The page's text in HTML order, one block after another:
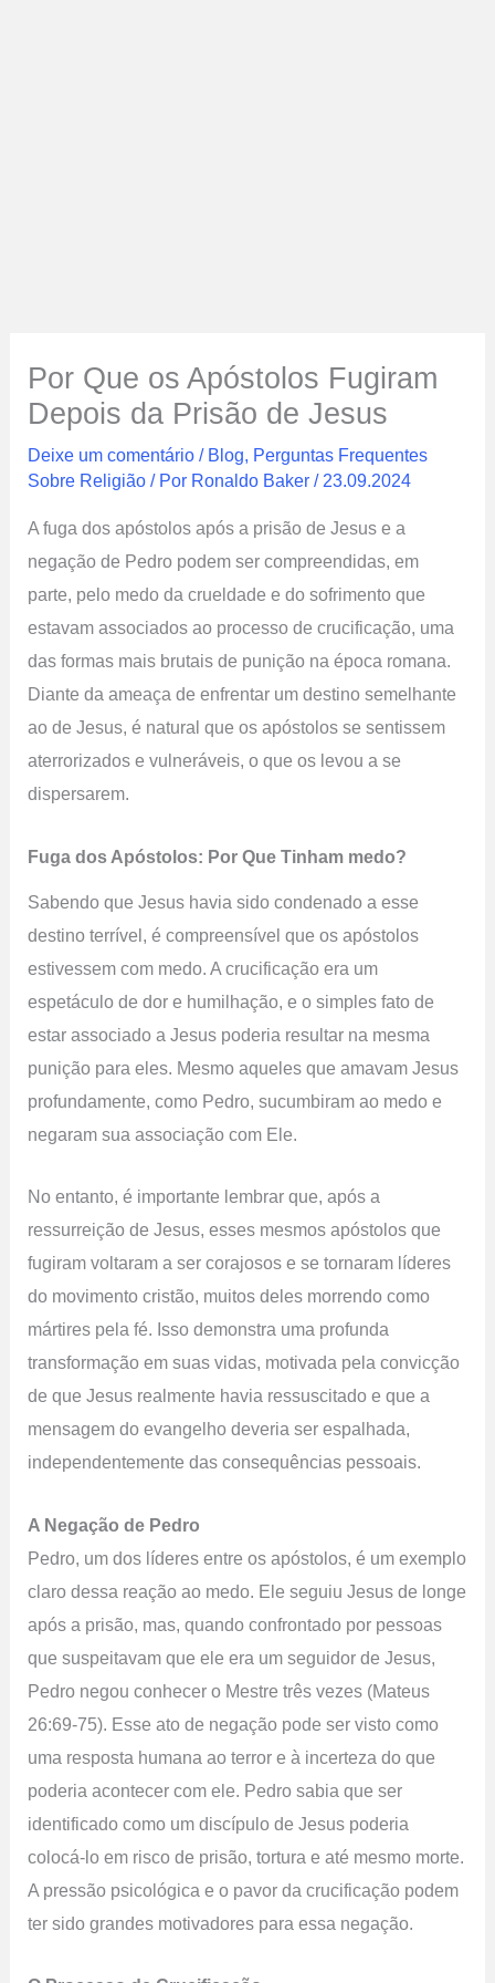
Por Que os Apóstolos Fugiram
Depois da Prisão de Jesus
Deixe um comentário / Blog, Perguntas Frequentes
Sobre Religião / Por Ronaldo Baker/ 23.09.2024
A fuga dos apóstolos após a prisão de Jesus e a
negação de Pedro podem ser compreendidas, em
parte, pelo medo da crueldade e do sofrimento que
estavam associados ao processo de crucificação, uma
das formas mais brutais de punição na época romana.
Diante da ameaça de enfrentar um destino semelhante
ao de Jesus, é natural que os apóstolos se sentissem
aterrorizados e vulneráveis, o que os levou a se
dispersarem.
Fuga dos Apóstolos: Por Que Tinham medo?
Sabendo que Jesus havia sido condenado a esse
destino terrível, é compreensível que os apóstolos
estivessem com medo. A crucificação era um
espetáculo de dor e humilhação, e o simples fato de
estar associado a Jesus poderia resultar na mesma
punição para eles. Mesmo aqueles que amavam Jesus
profundamente, como Pedro, sucumbiram ao medo e
negaram sua associação com Ele.
No entanto, é importante lembrar que, após a
ressurreição de Jesus, esses mesmos apóstolos que
fugiram voltaram a ser corajosos e se tornaram líderes
do movimento cristão, muitos deles morrendo como
mártires pela fé. Isso demonstra uma profunda
transformação em suas vidas, motivada pela convicção
de que Jesus realmente havia ressuscitado e que a
mensagem do evangelho deveria ser espalhada,
independentemente das consequências pessoais.
A Negação de Pedro
Pedro, um dos líderes entre os apóstolos, é um exemplo
claro dessa reação ao medo. Ele seguiu Jesus de longe
após a prisão, mas, quando confrontado por pessoas
que suspeitavam que ele era um seguidor de Jesus,
Pedro negou conhecer o Mestre três vezes (Mateus
26:69-75). Esse ato de negação pode ser visto como
uma resposta humana ao terror e à incerteza do que
poderia acontecer com ele. Pedro sabia que ser
identificado como um discípulo de Jesus poderia
colocá-lo em risco de prisão, tortura e até mesmo morte.
A pressão psicológica e o pavor da crucificação podem
ter sido grandes motivadores para essa negação.